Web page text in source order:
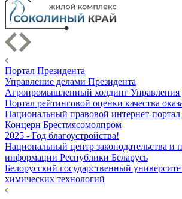
Портал Президента
Управление делами Президента
Агропромышленный холдинг Управления
Портал рейтинговой оценки качества
Национальный правовой интернет-портал
Концерн Брестмясомолпром
2025 - Год благоустройства!
Национальный центр законодательства и
информации Республики Беларусь
Белорусский государственный
химических технологий